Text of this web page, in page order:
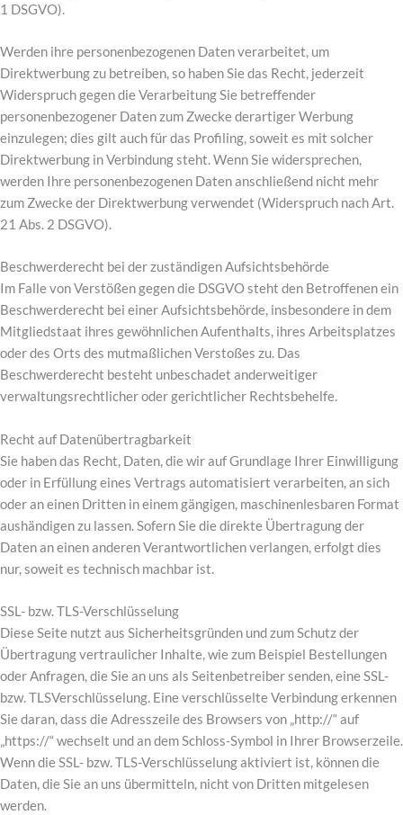
1 DSGVO).
Werden ihre personenbezogenen Daten verarbeitet, um
Direktwerbung zu betreiben, so haben Sie das Recht, jederzeit
Widerspruch gegen die Verarbeitung Sie betreffender
personenbezogener Daten zum Zwecke derartiger Werbung
einzulegen; dies gilt auch für das Profiling, soweit es mit solcher
Direktwerbung in Verbindung steht. Wenn Sie widersprechen,
werden Ihre personenbezogenen Daten anschließend nicht mehr
zum Zwecke der Direktwerbung verwendet (Widerspruch nach Art.
21 Abs. 2 DSGVO).
Beschwerderecht bei der zuständigen Aufsichtsbehörde
Im Falle von Verstößen gegen die DSGVO steht den Betroffenen ein
Beschwerderecht bei einer Aufsichtsbehörde, insbesondere in dem
Mitgliedstaat ihres gewöhnlichen Aufenthalts, ihres Arbeitsplatzes
oder des Orts des mutmaßlichen Verstoßes zu. Das
Beschwerderecht besteht unbeschadet anderweitiger
verwaltungsrechtlicher oder gerichtlicher Rechtsbehelfe.
Recht auf Datenübertragbarkeit
Sie haben das Recht, Daten, die wir auf Grundlage Ihrer Einwilligung
oder in Erfüllung eines Vertrags automatisiert verarbeiten, an sich
oder an einen Dritten in einem gängigen, maschinenlesbaren Format
aushändigen zu lassen. Sofern Sie die direkte Übertragung der
Daten an einen anderen Verantwortlichen verlangen, erfolgt dies
nur, soweit es technisch machbar ist.
SSL- bzw. TLS-Verschlüsselung
Diese Seite nutzt aus Sicherheitsgründen und zum Schutz der
Übertragung vertraulicher Inhalte, wie zum Beispiel Bestellungen
oder Anfragen, die Sie an uns als Seitenbetreiber senden, eine SSL-
bzw. TLSVerschlüsselung. Eine verschlüsselte Verbindung erkennen
Sie daran, dass die Adresszeile des Browsers von „http://“ auf
„https://“ wechselt und an dem Schloss-Symbol in Ihrer Browserzeile.
Wenn die SSL- bzw. TLS-Verschlüsselung aktiviert ist, können die
Daten, die Sie an uns übermitteln, nicht von Dritten mitgelesen
werden.